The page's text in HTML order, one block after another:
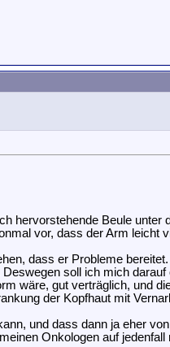
hervorstehende Beule unter
vor, dass der Arm leicht
dass er Probleme
soll ich mich darauf
wäre, gut verträglich, und
der Kopfhaut mit
und dass dann ja eher
Onkologen auf jedenfall